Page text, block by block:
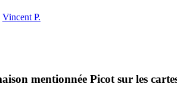
Vincent P.
mentionnée Picot sur les